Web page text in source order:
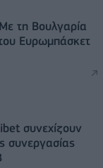
τη Βουλγαρία
Ευρωμπάσκετ
συνεχίζουν
συνεργασίας